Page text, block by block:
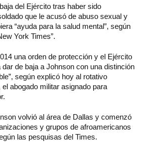
del Ejército tras haber sido
que le acusó de abuso sexual y
“ayuda para la salud mental”, según
York Times”.
una orden de protección y el Ejército
de baja a Johnson con una distinción
según explicó hoy al rotativo
abogado militar asignado para
volvió al área de Dallas y comenzó
y grupos de afroamericanos
las pesquisas del Times.